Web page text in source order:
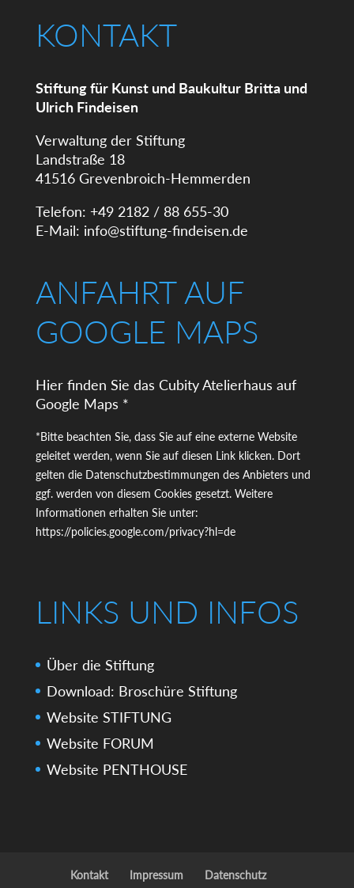
KONTAKT
Stiftung für Kunst und Baukultur Britta und
Ulrich Findeisen
Verwaltung der Stiftung
Landstraße 18
41516 Grevenbroich-Hemmerden
Telefon: +49 2182 / 88 655-30
E-Mail: info@stiftung-findeisen.de
ANFAHRT AUF
GOOGLE MAPS
Hier finden Sie das Cubity Atelierhaus auf
Google Maps *
*Bitte beachten Sie, dass Sie auf eine externe Website
geleitet werden, wenn Sie auf diesen Link klicken. Dort
gelten die Datenschutzbestimmungen des Anbieters und
ggf. werden von diesem Cookies gesetzt. Weitere
Informationen erhalten Sie unter:
https://policies.google.com/privacy?hl=de
LINKS UND INFOS
Über die Stiftung
Download: Broschüre Stiftung
Website STIFTUNG
Website FORUM
Website PENTHOUSE
Kontakt Impressum Datenschutz